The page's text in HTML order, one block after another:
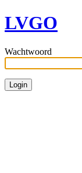
LVGO
Wachtwoord